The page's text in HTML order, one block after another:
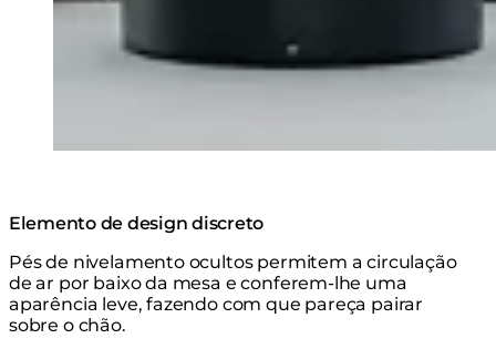
Elemento de design discreto
Pés de nivelamento ocultos permitem a circulação
de ar por baixo da mesa e conferem-lhe uma
aparência leve, fazendo com que pareça pairar
sobre o chão.